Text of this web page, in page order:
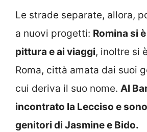
Le strade separate, allora,
a nuovi progetti: Romina si
pittura e ai viaggi, inoltre si
Roma, città amata dai suoi
cui deriva il suo nome. Al
incontrato la Lecciso e
genitori di Jasmine e Bido.